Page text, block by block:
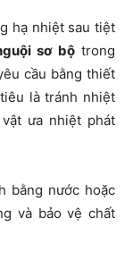
hạ nhiệt sau tiệt
sơ bộtrong
cầu bằng thiết
là tránh nhiệt
ưa nhiệt phát
bằng nước hoặc
và bảo vệ chất